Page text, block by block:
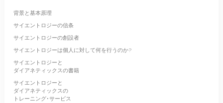
背景と基本原理
サイエントロジーの信条
サイエントロジーの創設者
サイエントロジーは個人に対して何を行うのか?
サイエントロジーと
ダイアネティックスの書籍
サイエントロジーと
ダイアネティックスの
トレーニング･サービス